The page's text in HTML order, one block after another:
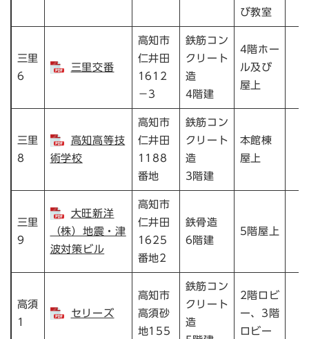
び教室
三里
6
三里交番
高知市
仁井田
1612
－3
鉄筋コン
クリート
造
4階建
4階ホー
ル及び
屋上
三里
8
高知高等技
術学校
高知市
仁井田
1188
番地
鉄筋コン
クリート
造
3階建
本館棟
屋上
三里
9
大旺新洋
（株）地震・津
波対策ビル
高知市
仁井田
1625
番地2
鉄骨造
6階建
5階屋上
高須
1
セリーズ
高知市
高須砂
地155
鉄筋コン
クリート
造
2階ロビ
ー、3階
ロビー